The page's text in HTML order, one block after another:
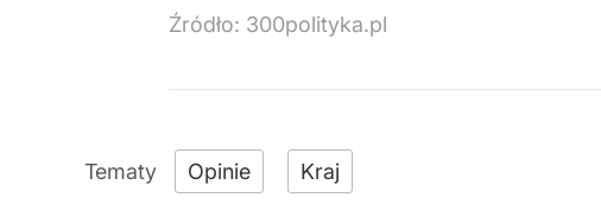
Źródło: 300polityka.pl
Opinie Kraj